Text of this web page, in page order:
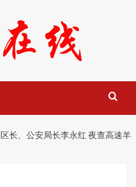
长、公安局长李永红 夜查高速羊